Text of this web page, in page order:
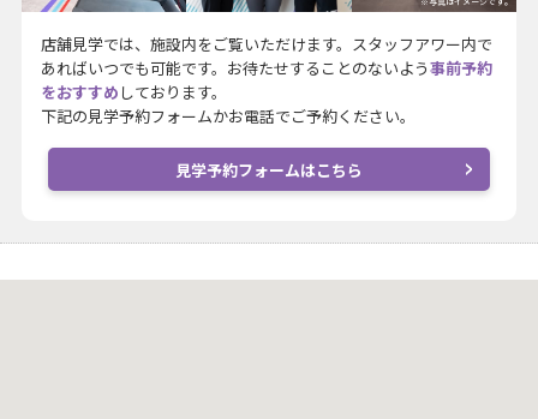
店舗見学では、施設内をご覧いただけます。スタッフアワー内で
あればいつでも可能です。お待たせすることのないよう事前予約
をおすすめ しております。
下記の見学予約フォームかお電話でご予約ください。
見学予約フォームはこちら